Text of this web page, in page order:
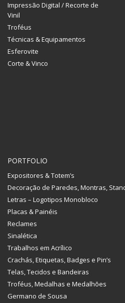
Impressão Digital / Recorte de
Vinil
Troféus
Técnicas & Equipamentos
Esferovite
Corte & Vinco
PORTFOLIO
Expositores & Totem’s
Decoração de Paredes, Montras,
Letras – Logotipos Monobloco
Placas & Painéis
Reclames
Sinalética
Trabalhos em Acrílico
Crachás, Etiquetas, Badges e Pin’s
Telas, Tecidos e Bandeiras
Troféus, Medalhas e Medalhões
Germano de Sousa